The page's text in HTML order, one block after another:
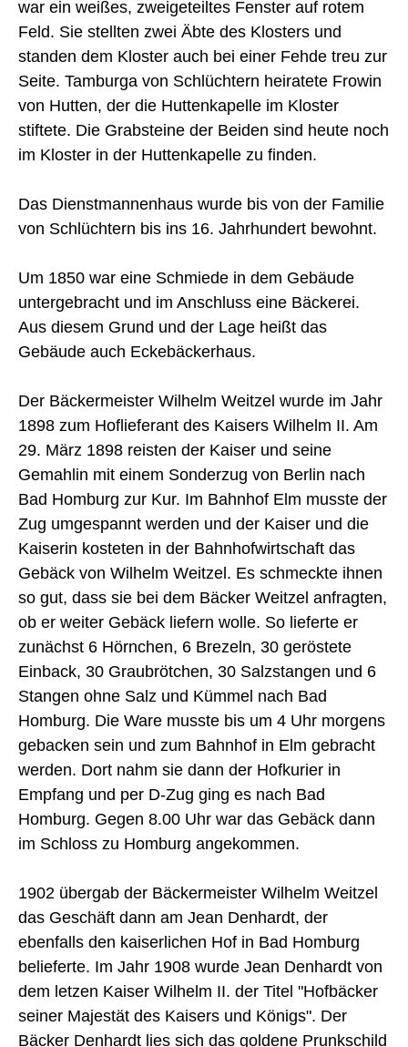
war ein weißes, zweigeteiltes Fenster auf rotem
Feld. Sie stellten zwei Äbte des Klosters und
standen dem Kloster auch bei einer Fehde treu zur
Seite. Tamburga von Schlüchtern heiratete Frowin
von Hutten, der die Huttenkapelle im Kloster
stiftete. Die Grabsteine der Beiden sind heute noch
im Kloster in der Huttenkapelle zu finden.
Das Dienstmannenhaus wurde bis von der Familie
von Schlüchtern bis ins 16. Jahrhundert bewohnt.
Um 1850 war eine Schmiede in dem Gebäude
untergebracht und im Anschluss eine Bäckerei.
Aus diesem Grund und der Lage heißt das
Gebäude auch Eckebäckerhaus.
Der Bäckermeister Wilhelm Weitzel wurde im Jahr
1898 zum Hoflieferant des Kaisers Wilhelm II. Am
29. März 1898 reisten der Kaiser und seine
Gemahlin mit einem Sonderzug von Berlin nach
Bad Homburg zur Kur. Im Bahnhof Elm musste der
Zug umgespannt werden und der Kaiser und die
Kaiserin kosteten in der Bahnhofwirtschaft das
Gebäck von Wilhelm Weitzel. Es schmeckte ihnen
so gut, dass sie bei dem Bäcker Weitzel anfragten,
ob er weiter Gebäck liefern wolle. So lieferte er
zunächst 6 Hörnchen, 6 Brezeln, 30 geröstete
Einback, 30 Graubrötchen, 30 Salzstangen und 6
Stangen ohne Salz und Kümmel nach Bad
Homburg. Die Ware musste bis um 4 Uhr morgens
gebacken sein und zum Bahnhof in Elm gebracht
werden. Dort nahm sie dann der Hofkurier in
Empfang und per D-Zug ging es nach Bad
Homburg. Gegen 8.00 Uhr war das Gebäck dann
im Schloss zu Homburg angekommen.
1902 übergab der Bäckermeister Wilhelm Weitzel
das Geschäft dann am Jean Denhardt, der
ebenfalls den kaiserlichen Hof in Bad Homburg
belieferte. Im Jahr 1908 wurde Jean Denhardt von
dem letzen Kaiser Wilhelm II. der Titel "Hofbäcker
seiner Majestät des Kaisers und Königs". Der
Bäcker Denhardt lies sich das goldene Prunkschild